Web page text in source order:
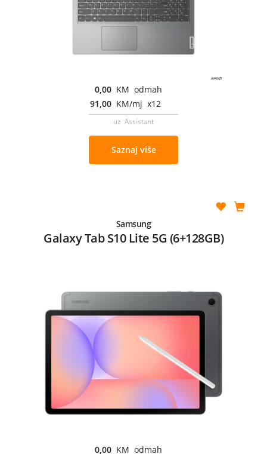
0,00 KM odmah
91,00 KM/mj x12
uz Assistant
Saznaj više
Samsung
Galaxy Tab S10 Lite 5G (6+128GB)
0,00 KM odmah